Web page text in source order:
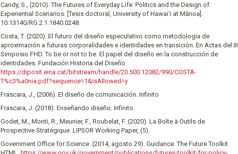
Candy, S., (2010). The Futures of Everyday Life: Politics and the Design of
Experiential Scenarios. [Tesis doctoral, University of Hawaiʻi at Mānoa].
10.13140/RG.2.1.1840.0248.
Costa, T. (2020). El futuro del diseño especulativo como metodología de
aproximación a futuras corporalidades e identidades en transición. En Actas del III
Simposio FHD. To be or not to be. El papel del diseño en la construcción de
identidades. Fundación Historia del Diseño.
https://diposit.eina.cat/bitstream/handle/20.500.12082/990/COSTA-
T%c3%a0nia.pdf?sequence=1&isAllowed=y
Frascara, J., (2006). El diseño de comunicación. Infinito
Frascara, J. (2018). Enseñando diseño. Infinito.
Godet, M., Monti, R., Meunier, F., Roubelat, F. (2020). La Boîte à Outils de
Prospective Stratégique. LIPSOR Working Paper, (5).
Government Office for Science. (2014, agosto 29). Guidance. The Future Toolkit